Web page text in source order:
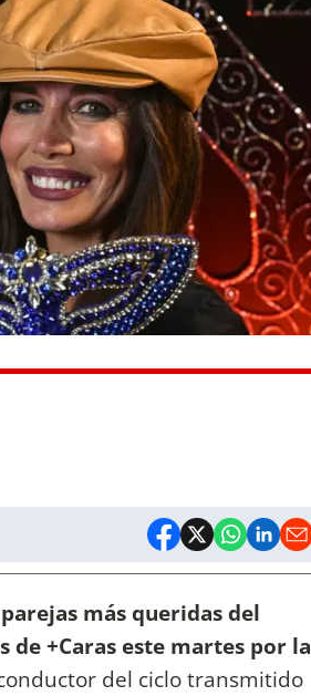
más queridas del
+Caras este martes por la
del ciclo transmitido